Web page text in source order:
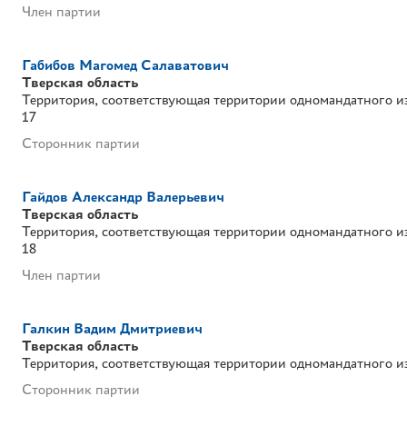
Член партии
Габибов Магомед Салаватович
Тверская область
Территория, соответствующая территории
17
Сторонник партии
Гайдов Александр Валерьевич
Тверская область
Территория, соответствующая территории
18
Член партии
Галкин Вадим Дмитриевич
Тверская область
Территория, соответствующая территории
Сторонник партии